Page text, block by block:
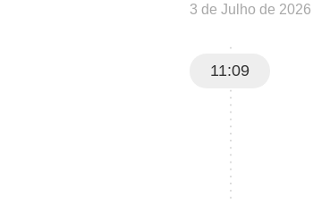
3 de Julho de 2026
11:09